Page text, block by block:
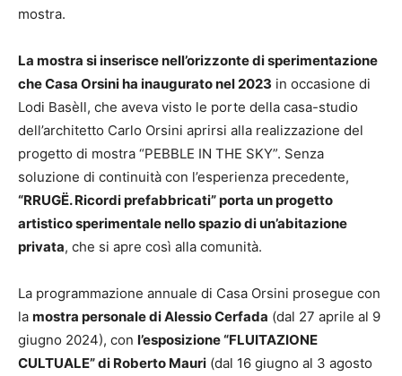
mostra.
La mostra si inserisce nell’orizzonte di sperimentazione
che Casa Orsini ha inaugurato nel 2023 in occasione di
Lodi Basèll, che aveva visto le porte della casa-studio
dell’architetto Carlo Orsini aprirsi alla realizzazione del
progetto di mostra “PEBBLE IN THE SKY”. Senza
soluzione di continuità con l’esperienza precedente,
“RRUGË. Ricordi prefabbricati” porta un progetto
artistico sperimentale nello spazio di un’abitazione
privata, che si apre così alla comunità.
La programmazione annuale di Casa Orsini prosegue con
la mostra personale di Alessio Cerfada (dal 27 aprile al 9
giugno 2024), con l’esposizione “FLUITAZIONE
CULTUALE” di Roberto Mauri (dal 16 giugno al 3 agosto